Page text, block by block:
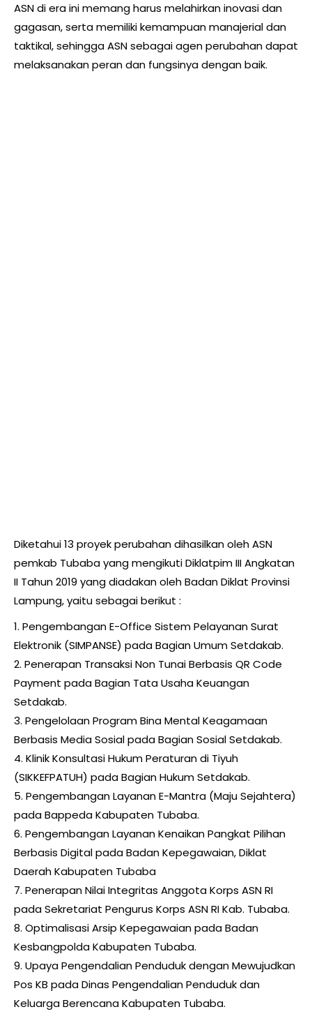
ASN di era ini memang harus melahirkan inovasi dan
gagasan, serta memiliki kemampuan manajerial dan
taktikal, sehingga ASN sebagai agen perubahan dapat
melaksanakan peran dan fungsinya dengan baik.
Diketahui 13 proyek perubahan dihasilkan oleh ASN
pemkab Tubaba yang mengikuti Diklatpim III Angkatan
II Tahun 2019 yang diadakan oleh Badan Diklat Provinsi
Lampung, yaitu sebagai berikut :
1. Pengembangan E-Office Sistem Pelayanan Surat
Elektronik (SIMPANSE) pada Bagian Umum Setdakab.
2. Penerapan Transaksi Non Tunai Berbasis QR Code
Payment pada Bagian Tata Usaha Keuangan
Setdakab.
3. Pengelolaan Program Bina Mental Keagamaan
Berbasis Media Sosial pada Bagian Sosial Setdakab.
4. Klinik Konsultasi Hukum Peraturan di Tiyuh
(SIKKEFPATUH) pada Bagian Hukum Setdakab.
5. Pengembangan Layanan E-Mantra (Maju Sejahtera)
pada Bappeda Kabupaten Tubaba.
6. Pengembangan Layanan Kenaikan Pangkat Pilihan
Berbasis Digital pada Badan Kepegawaian, Diklat
Daerah Kabupaten Tubaba
7. Penerapan Nilai Integritas Anggota Korps ASN RI
pada Sekretariat Pengurus Korps ASN RI Kab. Tubaba.
8. Optimalisasi Arsip Kepegawaian pada Badan
Kesbangpolda Kabupaten Tubaba.
9. Upaya Pengendalian Penduduk dengan Mewujudkan
Pos KB pada Dinas Pengendalian Penduduk dan
Keluarga Berencana Kabupaten Tubaba.